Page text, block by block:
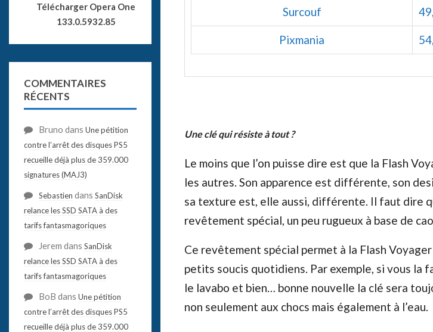
Surcouf
Pixmania
Une clé qui résiste à tout ?
Le moins que l’on puisse dire est que la Flash
les autres. Son apparence est différente, son
sa texture est, elle aussi, différente. Il faut dire
revêtement spécial, un peu rugueux à base de
Ce revêtement spécial permet à la Flash
petits soucis quotidiens. Par exemple, si vous la
le lavabo et bien… bonne nouvelle la clé sera
non seulement aux chocs mais également à l’eau.
Télécharger Opera One
133.0.5932.85
COMMENTAIRES
RÉCENTS
Bruno dans Une pétition
contre l’arrêt des disques PS5
recueille déjà plus de 359.000
signatures (MAJ3)
Sebastien dans SanDisk
relance les SSD SATA à des
tarifs fantasmagoriques
Jerem dans SanDisk
relance les SSD SATA à des
tarifs fantasmagoriques
BoB dans Une pétition
contre l’arrêt des disques PS5
recueille déjà plus de 359.000